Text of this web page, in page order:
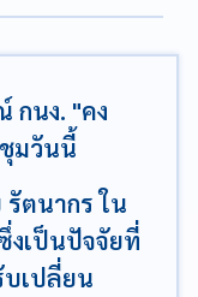
กนง. "คง
มวันนี้
ตนากร ใน
งเป็นปัจจัยที่
บเปลี่ยน